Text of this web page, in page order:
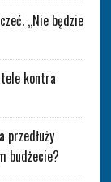
„Nie będzie
kontra
przedłuży
budżecie?